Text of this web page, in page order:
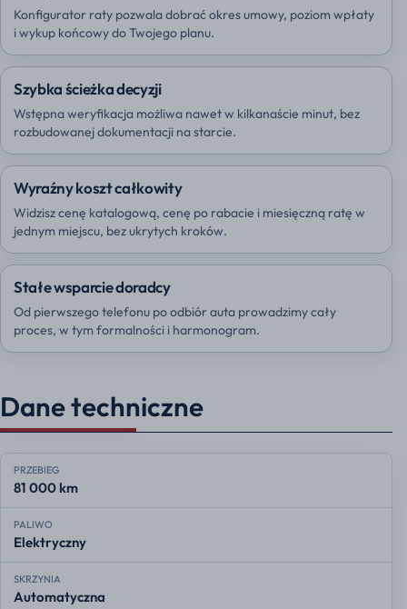
Konfigurator raty pozwala dobrać okres umowy, poziom wpłaty
i wykup końcowy do Twojego planu.
Szybka ścieżka decyzji
Wstępna weryfikacja możliwa nawet w kilkanaście minut, bez
rozbudowanej dokumentacji na starcie.
Wyraźny koszt całkowity
Widzisz cenę katalogową, cenę po rabacie i miesięczną ratę w
jednym miejscu, bez ukrytych kroków.
Stałe wsparcie doradcy
Od pierwszego telefonu po odbiór auta prowadzimy cały
proces, w tym formalności i harmonogram.
Dane techniczne
PRZEBIEG
81 000 km
PALIWO
Elektryczny
SKRZYNIA
Automatyczna